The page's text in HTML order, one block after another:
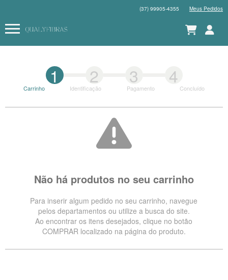
(37) 99905-4355 Meus Pedidos
1 2 3 4
Carrinho Identificação Pagamento Concluído
Não há produtos no seu carrinho
Para inserir algum pedido no seu carrinho, navegue
pelos departamentos ou utilize a busca do site.
Ao encontrar os itens desejados, clique no botão
COMPRAR localizado na página do produto.